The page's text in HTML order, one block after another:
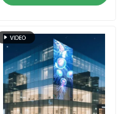
Max Güç